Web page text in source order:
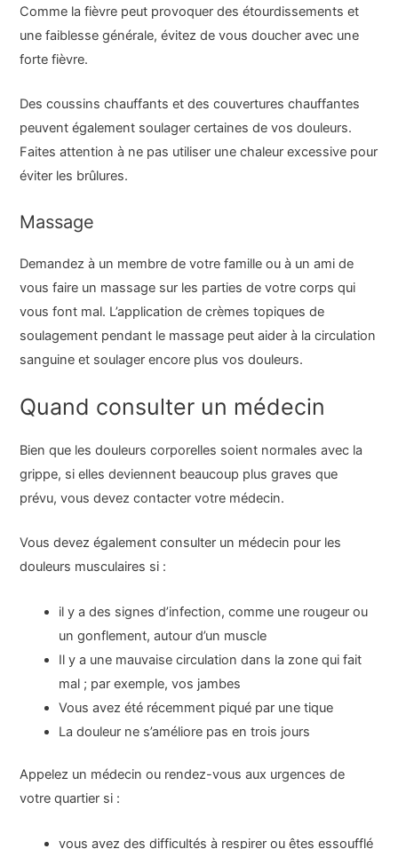
Comme la fièvre peut provoquer des étourdissements et
une faiblesse générale, évitez de vous doucher avec une
forte fièvre.
Des coussins chauffants et des couvertures chauffantes
peuvent également soulager certaines de vos douleurs.
Faites attention à ne pas utiliser une chaleur excessive pour
éviter les brûlures.
Massage
Demandez à un membre de votre famille ou à un ami de
vous faire un massage sur les parties de votre corps qui
vous font mal. L’application de crèmes topiques de
soulagement pendant le massage peut aider à la circulation
sanguine et soulager encore plus vos douleurs.
Quand consulter un médecin
Bien que les douleurs corporelles soient normales avec la
grippe, si elles deviennent beaucoup plus graves que
prévu, vous devez contacter votre médecin.
Vous devez également consulter un médecin pour les
douleurs musculaires si :
il y a des signes d’infection, comme une rougeur ou
un gonflement, autour d’un muscle
Il y a une mauvaise circulation dans la zone qui fait
mal ; par exemple, vos jambes
Vous avez été récemment piqué par une tique
La douleur ne s’améliore pas en trois jours
Appelez un médecin ou rendez-vous aux urgences de
votre quartier si :
vous avez des difficultés à respirer ou êtes essoufflé